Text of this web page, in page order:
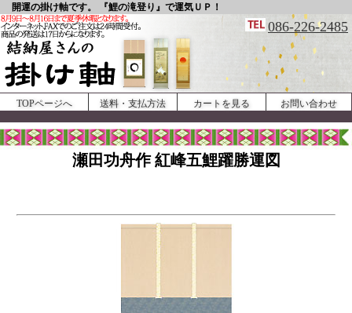
開運の掛け軸です。 『鯉の滝登り』で運気ＵＰ！
086-226-2485
TOPページへ 送料・支払方法 カートを見る お問い合わせ
瀬田功舟作 紅峰五鯉躍勝運図